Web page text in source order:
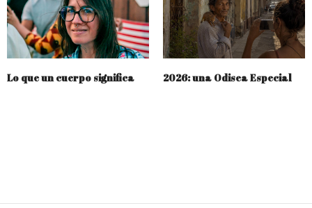
Lo que un cuerpo significa 2026: una Odisea Especial